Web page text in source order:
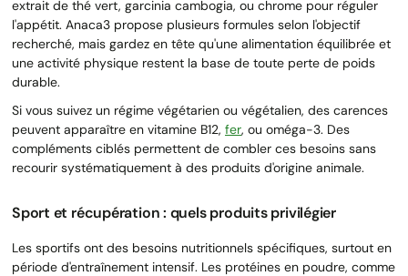
extrait de thé vert, garcinia cambogia, ou chrome pour réguler
l'appétit. Anaca3 propose plusieurs formules selon l'objectif
recherché, mais gardez en tête qu'une alimentation équilibrée et
une activité physique restent la base de toute perte de poids
durable.
Si vous suivez un régime végétarien ou végétalien, des carences
peuvent apparaître en vitamine B12, fer, ou oméga-3. Des
compléments ciblés permettent de combler ces besoins sans
recourir systématiquement à des produits d'origine animale.
Sport et récupération : quels produits privilégier
Les sportifs ont des besoins nutritionnels spécifiques, surtout en
période d'entraînement intensif. Les protéines en poudre, comme